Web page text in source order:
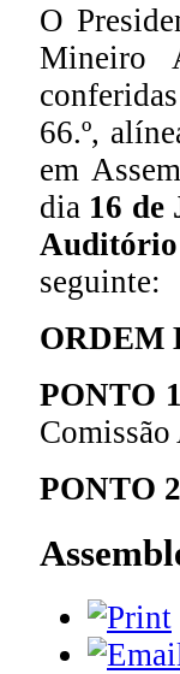
O
Mineiro
66.º,
em
dia 16 de
seguinte:
ORDEM
PONTO
PONTO